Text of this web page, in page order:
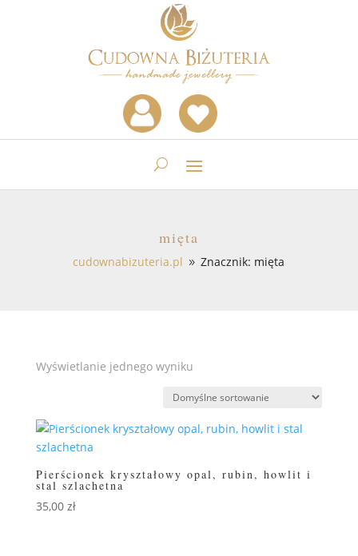
mięta
cudownabizuteria.pl 9 Znacznik: mięta
Wyświetlanie jednego wyniku
Pierścionek kryształowy opal, rubin, howlit i
stal szlachetna
35,00 zł